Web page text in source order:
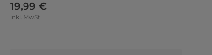
19,99 €
inkl. MwSt